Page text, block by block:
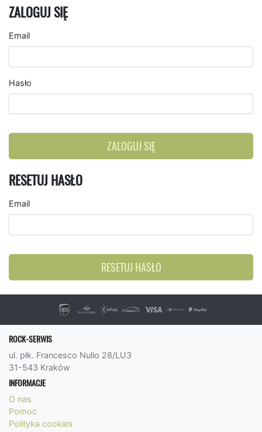
ZALOGUJ SIĘ
Email
Hasło
ZALOGUJ SIĘ
RESETUJ HASŁO
Email
RESETUJ HASŁO
ROCK-SERWIS
ul. płk. Francesco Nullo 28/LU3
31-543 Kraków
INFORMACJE
O nas
Pomoc
Polityka cookies